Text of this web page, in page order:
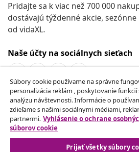
Pridajte sa k viac než 700 000
dostávajú týždenné akcie,
od vidaXL.
Naše účty na sociálnych sieťach
Odstúpenie od zmluvy
Odošlite žiadosť o odstúpenie od
Odstúpenie od
Súbory cookie používame na správne
personalizácia reklám , poskytovanie
analýzu návštevnosti. Informácie o
zdieľame s našimi sociálnymi médiami,
partnermi. Vyhlásenie o ochrane
súborov cookie
Prijať všetky súbory